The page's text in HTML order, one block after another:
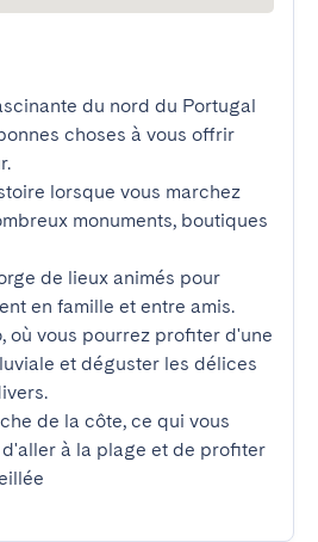
du nord du Portugal
choses à vous offrir
lorsque vous marchez
monuments, boutiques
de lieux animés pour
en famille et entre amis.
où vous pourrez profiter d'une
et déguster les délices
de la côte, ce qui vous
à la plage et de profiter